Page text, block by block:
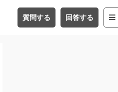
質問する 回答する